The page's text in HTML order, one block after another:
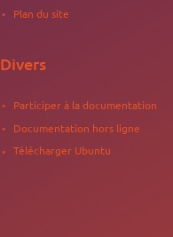
Plan du site
Divers
Participer à la documentation
Documentation hors ligne
Télécharger Ubuntu